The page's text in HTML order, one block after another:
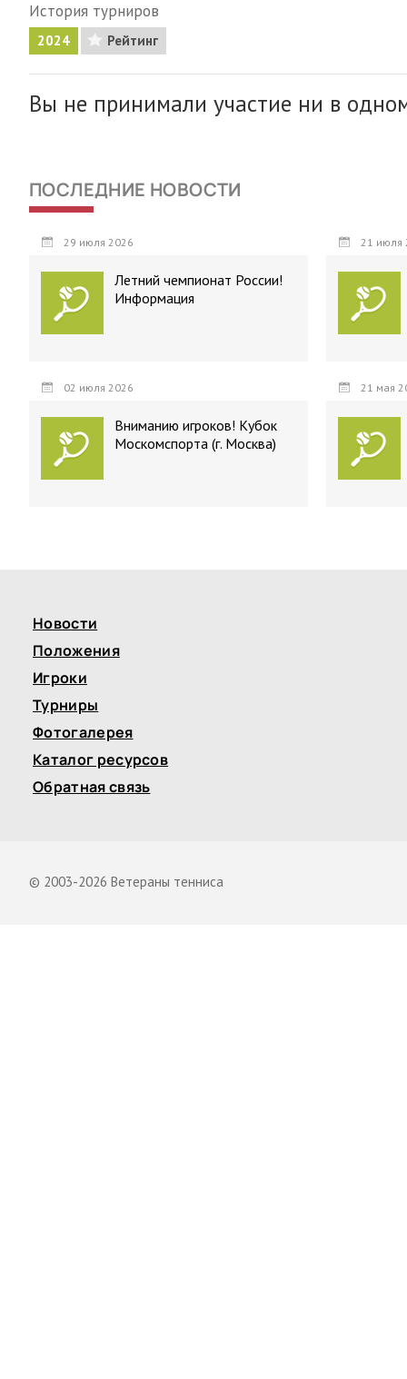
История турниров
2024 Рейтинг
Вы не принимали участие ни в
ПОСЛЕДНИЕ НОВОСТИ
29 июля 2026
Летний чемпионат России!
Информация
21 июля
02 июля 2026
Вниманию игроков! Кубок
Москомспорта (г. Москва)
21 мая
Новости
Положения
Игроки
Турниры
Фотогалерея
Каталог ресурсов
Обратная связь
© 2003-2026 Ветераны тенниса